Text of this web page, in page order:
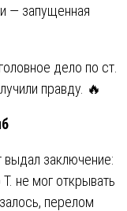
— запущенная
дело по ст.
правду. 🔥
заключение:
не мог открывать
перелом